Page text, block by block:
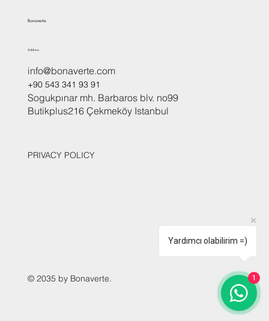
Bonaverte
Address
info@bonaverte.com
+90 543 341 93 91
Sogukpınar mh. Barbaros blv. no99
Butikplus216 Çekmeköy Istanbul
PRIVACY POLICY
© 2035 by Bonaverte.
Yardımcı olabilirim =)
1